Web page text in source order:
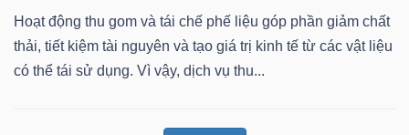
Hoạt động thu gom và tái chế phế liệu góp phần giảm chất
thải, tiết kiệm tài nguyên và tạo giá trị kinh tế từ các vật liệu
có thể tái sử dụng. Vì vậy, dịch vụ thu...